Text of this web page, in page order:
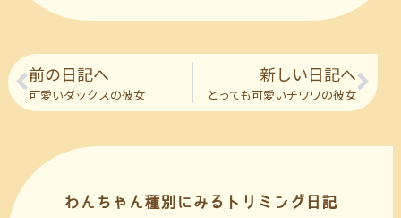
前の日記へ
可愛いダックスの彼女
新しい日記へ
とっても可愛いチワワの彼女
わんちゃん種別にみるトリミング日記